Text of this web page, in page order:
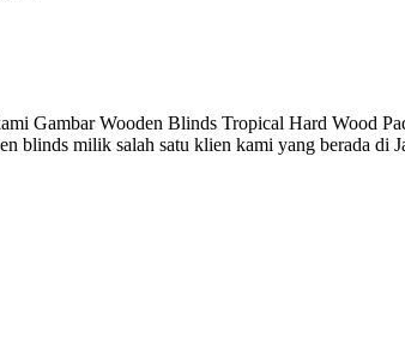
Gambar Wooden Blinds Tropical Hard Wood
blinds milik salah satu klien kami yang berada di